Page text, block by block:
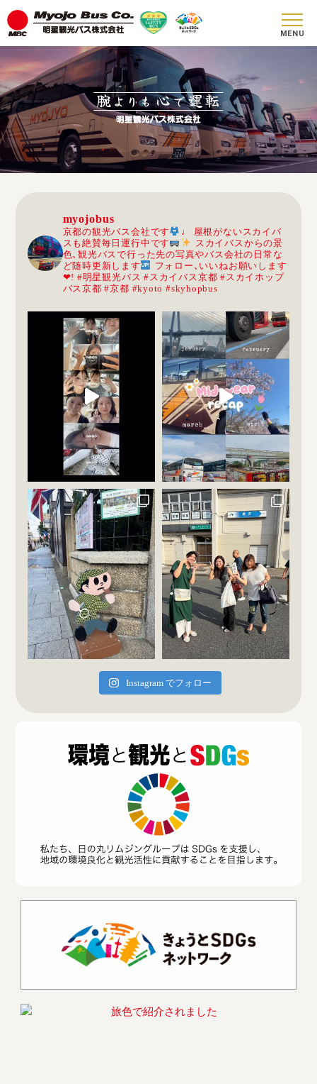
腕よりも心で運転
myojobus
京都の観光バス会社です ♩
屋根がないスカイバ
スも絶賛毎日運行中です
スカイバスからの景
色、観光バスで行った先の写真やバス会社の日常な
ど随時更新します
フォロー、いいねお願いします
❤︎! #明星観光バス #スカイバス京都 #スカイホップ
バス京都 #京都 #kyoto #skyhopbus
Instagram でフォロー